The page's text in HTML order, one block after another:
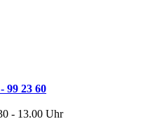
99 23 60
- 13.00 Uhr